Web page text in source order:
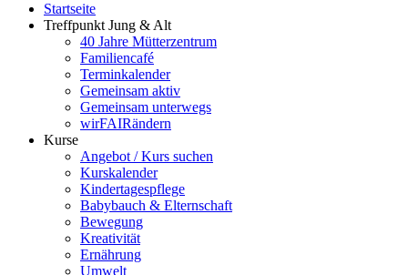
Startseite
Treffpunkt Jung & Alt
40 Jahre Mütterzentrum
Familiencafé
Terminkalender
Gemeinsam aktiv
Gemeinsam unterwegs
wirFAIRändern
Kurse
Angebot / Kurs suchen
Kurskalender
Kindertagespflege
Babybauch & Elternschaft
Bewegung
Kreativität
Ernährung
Umwelt